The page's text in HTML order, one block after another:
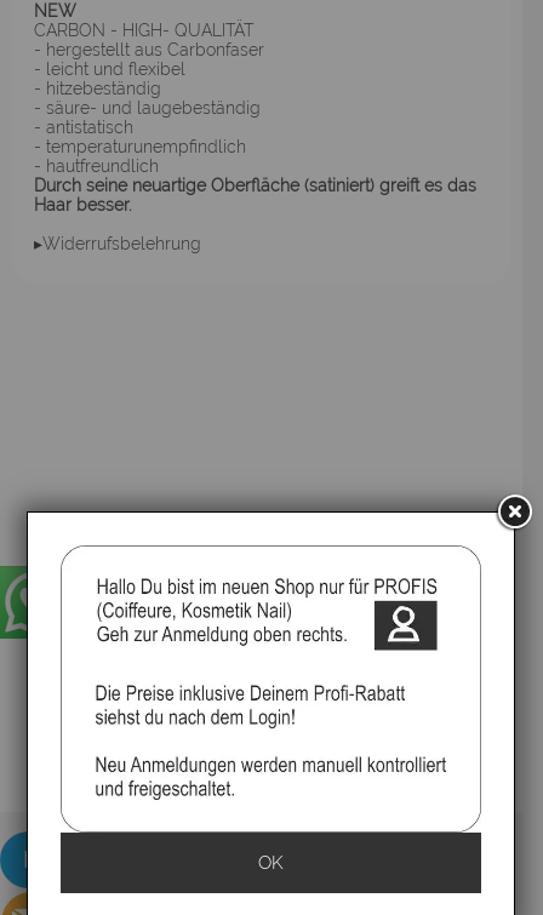
NEW
CARBON - HIGH- QUALITÄT
- hergestellt aus Carbonfaser
- leicht und flexibel
- hitzebeständig
- säure- und laugebeständig
- antistatisch
- temperaturunempfindlich
- hautfreundlich
Durch seine neuartige Oberfläche (satiniert) greift es das
Haar besser.
▸Widerrufsbelehrung
OK